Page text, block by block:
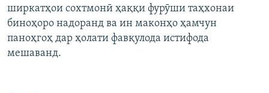
ширкатҳои сохтмонӣ ҳаққи фурӯши таҳхонаи
биноҳоро надоранд ва ин маконҳо ҳамчун
паноҳгоҳ дар ҳолати фавқулода истифода
мешаванд.